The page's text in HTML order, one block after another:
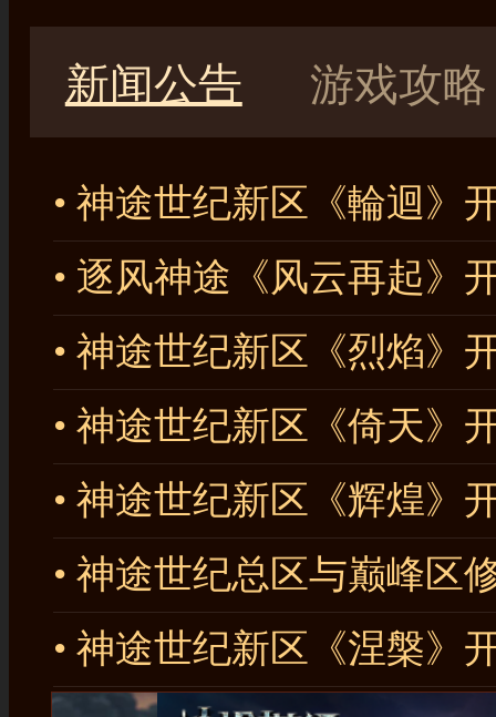
新闻公告 游戏攻略
• 神途世纪新区《輪迴》
• 逐风神途《风云再起》
• 神途世纪新区《烈焰》
• 神途世纪新区《倚天》
• 神途世纪新区《辉煌》
• 神途世纪总区与巅峰区
• 神途世纪新区《涅槃》